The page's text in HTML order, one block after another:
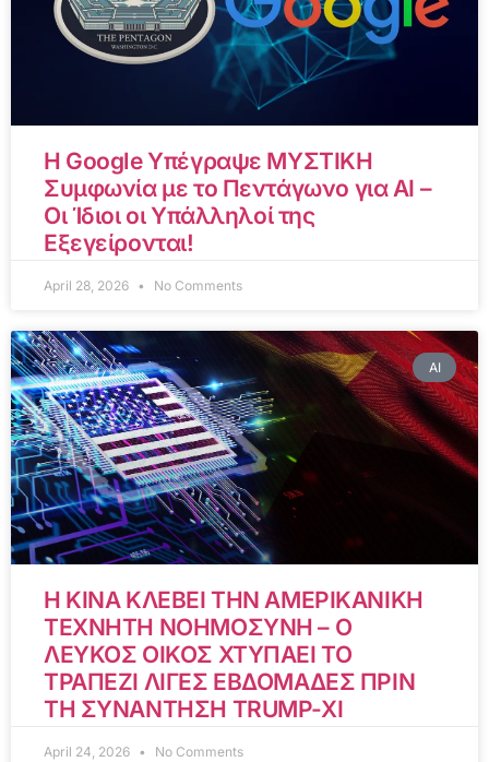
Η Google Υπέγραψε ΜΥΣΤΙΚΗ
Συμφωνία με το Πεντάγωνο για AI –
Οι Ίδιοι οι Υπάλληλοί της
Εξεγείρονται!
April 28, 2026 No Comments
AI
Η ΚΙΝΑ ΚΛΕΒΕΙ ΤΗΝ ΑΜΕΡΙΚΑΝΙΚΗ
ΤΕΧΝΗΤΗ ΝΟΗΜΟΣΥΝΗ – Ο
ΛΕΥΚΟΣ ΟΙΚΟΣ ΧΤΥΠΑΕΙ ΤΟ
ΤΡΑΠΕΖΙ ΛΙΓΕΣ ΕΒΔΟΜΑΔΕΣ ΠΡΙΝ
ΤΗ ΣΥΝΑΝΤΗΣΗ TRUMP-XI
April 24, 2026 No Comments